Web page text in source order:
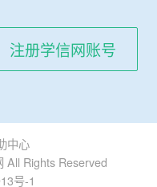
注册学信网账号
中心
All Rights Reserved
号-1